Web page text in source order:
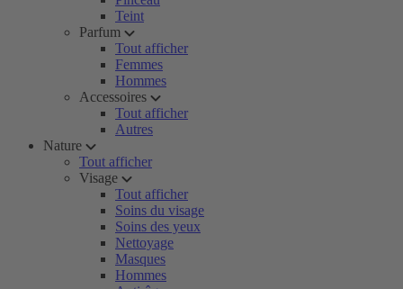
Teint
Parfum
Tout afficher
Femmes
Hommes
Accessoires
Tout afficher
Autres
Nature
Tout afficher
Visage
Tout afficher
Soins du visage
Soins des yeux
Nettoyage
Masques
Hommes